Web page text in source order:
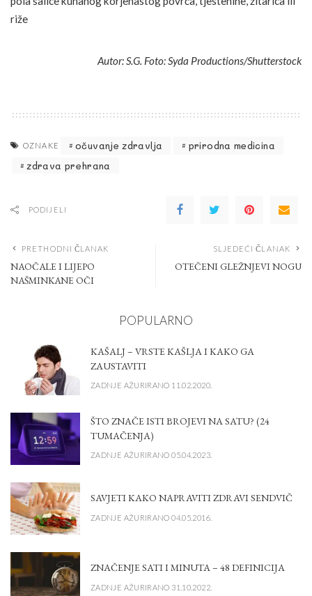
riže
Autor: S.G. Foto: Syda Productions/Shutterstock
OZNAKE očuvanje zdravlja
prirodna medicina
zdrava prehrana
PODIJELI
PRETHODNI ČLANAK
NAOČALE I LIJEPO
NAŠMINKANE OČI
SLJEDEĆI ČLANAK
OTEČENI GLEŽNJEVI NOGU
POPULARNO
KAŠALJ – VRSTE KAŠLJA I KAKO GA
ZAUSTAVITI
ZADNJE AŽURIRANO 11.02.2020.
ŠTO ZNAČE ISTI BROJEVI NA SATU? (24
TUMAČENJA)
ZADNJE AŽURIRANO 05.04.2023.
SAVJETI KAKO NAPRAVITI ZDRAVI SENDVIČ
ZADNJE AŽURIRANO 04.05.2016.
ZNAČENJE SATI I MINUTA – 48 DEFINICIJA
ZADNJE AŽURIRANO 31.10.2022.